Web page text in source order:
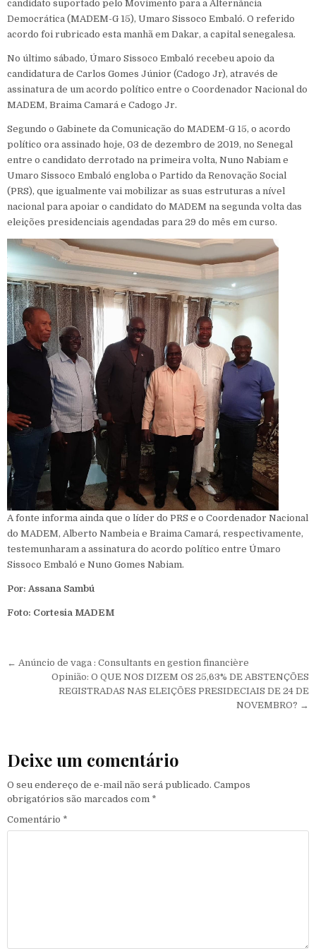
candidato suportado pelo Movimento para a Alternância
Democrática (MADEM-G 15), Umaro Sissoco Embaló. O referido
acordo foi rubricado esta manhã em Dakar, a capital senegalesa.
No último sábado, Úmaro Sissoco Embaló recebeu apoio da
candidatura de Carlos Gomes Júnior (Cadogo Jr), através de
assinatura de um acordo político entre o Coordenador Nacional do
MADEM, Braima Camará e Cadogo Jr.
Segundo o Gabinete da Comunicação do MADEM-G 15, o acordo
político ora assinado hoje, 03 de dezembro de 2019, no Senegal
entre o candidato derrotado na primeira volta, Nuno Nabiam e
Umaro Sissoco Embaló engloba o Partido da Renovação Social
(PRS), que igualmente vai mobilizar as suas estruturas a nível
nacional para apoiar o candidato do MADEM na segunda volta das
eleições presidenciais agendadas para 29 do mês em curso.
A fonte informa ainda que o líder do PRS e o Coordenador Nacional
do MADEM, Alberto Nambeia e Braima Camará, respectivamente,
testemunharam a assinatura do acordo político entre Úmaro
Sissoco Embaló e Nuno Gomes Nabiam.
Por: Assana Sambú
Foto: Cortesia MADEM
Navegação de Post
← Anúncio de vaga : Consultants en gestion financière
Opinião: O QUE NOS DIZEM OS 25,63% DE ABSTENÇÕES
REGISTRADAS NAS ELEIÇÕES PRESIDECIAIS DE 24 DE
NOVEMBRO? →
Deixe um comentário
O seu endereço de e-mail não será publicado. Campos
obrigatórios são marcados com *
Comentário *